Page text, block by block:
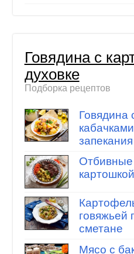
Говядина с
духовке
Подборка рецептов
Говядина
запекания
Отбивные
говяжьей
сметане
Мясо с